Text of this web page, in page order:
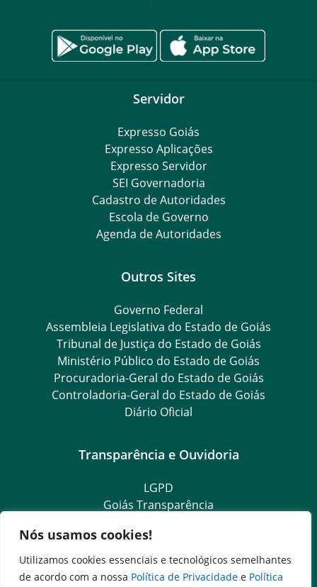
Nós usamos cookies!
Utilizamos cookies essenciais e tecnológicos semelhantes
de acordo com a nossa Política de Privacidade e Política
Servidor
Expresso Goiás
Expresso Aplicações
Expresso Servidor
SEI Governadoria
Cadastro de Autoridades
Escola de Governo
Agenda de Autoridades
Outros Sites
Governo Federal
Assembleia Legislativa do Estado de Goiás
Tribunal de Justiça do Estado de Goiás
Ministério Público do Estado de Goiás
Procuradoria-Geral do Estado de Goiás
Controladoria-Geral do Estado de Goiás
Diário Oficial
Transparência e Ouvidoria
LGPD
Goiás Transparência
Ouvidoria Setorial
SIC – Serviço de Informação ao Cidadão
e-SIC – Serviço Eletrônico de Informação ao Cidadão